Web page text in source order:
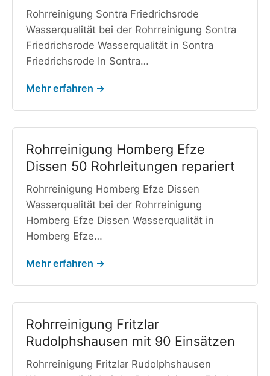
Rohrreinigung Sontra Friedrichsrode
Wasserqualität bei der Rohrreinigung Sontra
Friedrichsrode Wasserqualität in Sontra
Friedrichsrode In Sontra…
Mehr erfahren →
Rohrreinigung Homberg Efze
Dissen 50 Rohrleitungen repariert
Rohrreinigung Homberg Efze Dissen
Wasserqualität bei der Rohrreinigung
Homberg Efze Dissen Wasserqualität in
Homberg Efze…
Mehr erfahren →
Rohrreinigung Fritzlar
Rudolphshausen mit 90 Einsätzen
Rohrreinigung Fritzlar Rudolphshausen